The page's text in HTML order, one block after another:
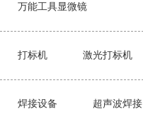
万能工具显微镜
打标机 激光打标机
焊接设备 超声波焊接